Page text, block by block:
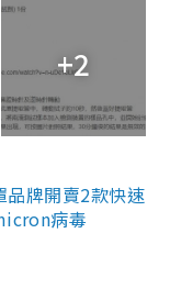
+2
品牌開賣2款快速
病毒